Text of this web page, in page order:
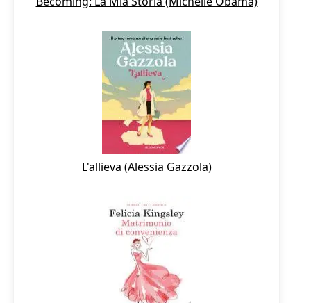
L'allieva (Alessia Gazzola)